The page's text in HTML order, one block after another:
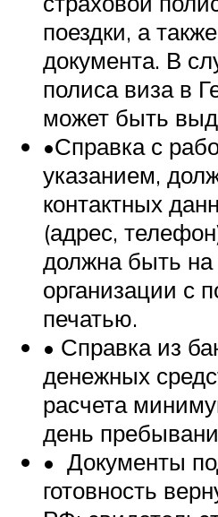
поездки, а
документа. В
полиса виза в
может быть
•Справка с
указанием,
контактных
(адрес,
должна быть на
организации с
печатью.
• Справка из
денежных
расчета
день
• Документы
готовность